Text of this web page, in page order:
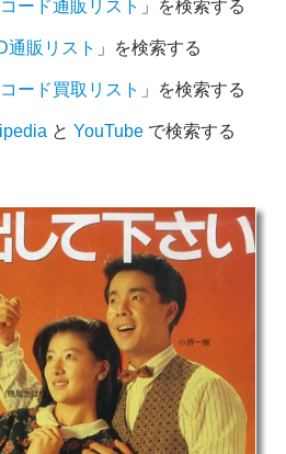
ード通販リスト 」を検索する
通販リスト 」を検索する
ード買取リスト 」を検索する
と YouTubeで検索する